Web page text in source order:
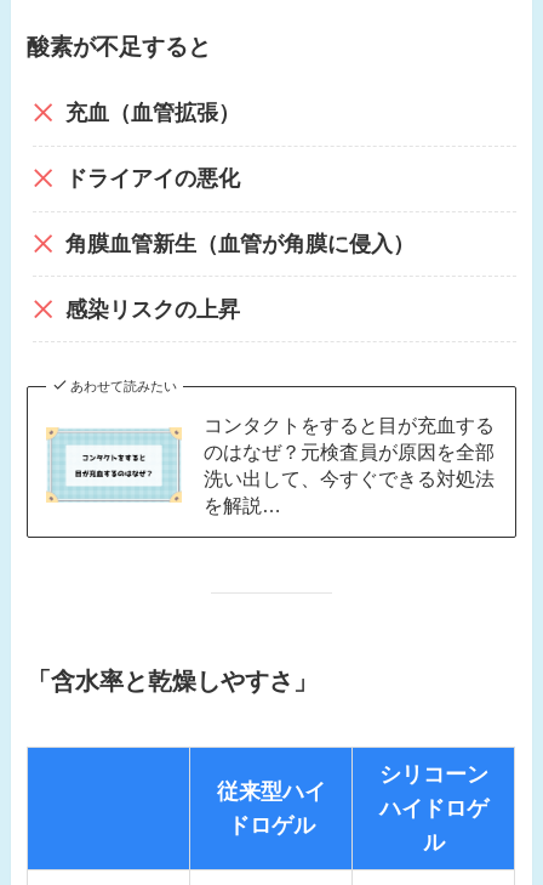
酸素が不足すると
充血（血管拡張）
ドライアイの悪化
角膜血管新生（血管が角膜に侵入）
感染リスクの上昇
あわせて読みたい
コンタクトをすると目が充血する
のはなぜ？元検査員が原因を全部
洗い出して、今すぐできる対処法
を解説…
「含水率と乾燥しやすさ」
従来型ハイ
ドロゲル
シリコーン
ハイドロゲ
ル